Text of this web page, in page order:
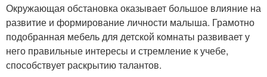
Окружающая обстановка оказывает большое влияние на
развитие и формирование личности малыша. Грамотно
подобранная мебель для детской комнаты развивает у
него правильные интересы и стремление к учебе,
способствует раскрытию талантов.